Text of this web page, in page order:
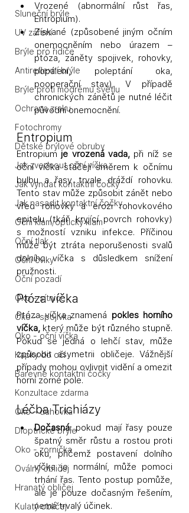
Sluneční brýle
UV záření
Brýle pro řidiče
Antireflexní brýle
Brýle proti modrému světlu
Ochrana zraku
Fotochromy
Dětské brýlové obruby
Jak zvednout oční víčka
Jak vyndat kontaktní čočky
Jak nasadit kontaktní čočky
Oční klam/optický klam
Oční tlak
Oční cviky
Oční pozadí
Oko - sítnice
Oko - spojivka
Oko - oční víčka
Kapky do očí
Barevné kontaktní čočky
Konzultace zdarma
Oko - duhovka
Dioptrické brýle
Oko - zornička
Oválný obličej
Hranatý obličej
Kulatý obličej
Vrozené (abnormální růst řas,
Entropium).
Získané (způsobené jiným očním
onemocněním nebo úrazem –
ptóza, záněty spojivek, rohovky,
popálení, poleptání oka,
pooperační stav). V případě
chronických zánětů je nutné léčit
původní onemocnění.
Entropium
Entropium je vrozená vada, při níž se
oční víčka stáčejí směrem k očnímu
bulbu a řasy trvale dráždí rohovku.
Tento stav může způsobit zánět nebo
vřed rohovky a erozi rohovkového
epitelu (tkáň kryjící povrch rohovky)
s možností vzniku infekce. Příčinou
může být ztráta neporušenosti svalů
dolního víčka s důsledkem snížení
pružnosti.
Ptóza víčka
Ptóza víčka znamená pokles horního
víčka, který může být různého stupně.
Pokud se jedná o lehčí stav, může
způsobit asymetrii obličeje. Vážnější
případy mohou ovlivnit vidění a omezit
horní zorné pole.
Léčba Trichiázy
Dočasná: pokud mají řasy pouze
špatný směr růstu a rostou proti
oku, přičemž postavení dolního
víčka je normální, může pomoci
trhání řas. Tento postup pomůže,
ale je pouze dočasným řešením,
nemá trvalý účinek.